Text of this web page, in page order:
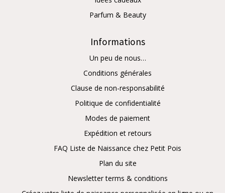
Parfum & Beauty
Informations
Un peu de nous…
Conditions générales
Clause de non-responsabilité
Politique de confidentialité
Modes de paiement
Expédition et retours
FAQ Liste de Naissance chez Petit Pois
Plan du site
Newsletter terms & conditions